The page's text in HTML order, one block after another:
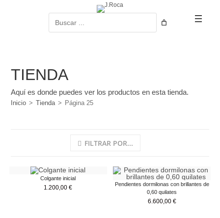
TIENDA
Aquí es donde puedes ver los productos en esta tienda.
Inicio > Tienda > Página 25
FILTRAR POR...
Colgante inicial
1.200,00€
Pendientes dormilonas con brillantes de
0,60 quilates
6.600,00 €